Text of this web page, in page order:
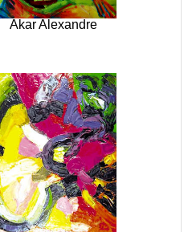
Akar Alexandre